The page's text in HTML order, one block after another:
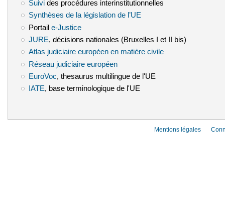
Suivi(le lien est externe)
des procédures interinstitutionnelles
Synthèses de la législation de l’UE
Portail e-Justice(le lien est externe)
JURE (le lien est externe)
, décisions nationales (Bruxelles I et II bis)
Atlas judiciaire européen en matière civile(le lien est externe)
Réseau judiciaire européen(le lien est externe)
EuroVoc (le lien est externe)
, thesaurus multilingue de l'UE
IATE(le lien est externe)
, base terminologique de l'UE
Mentions légales